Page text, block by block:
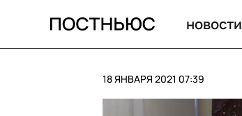
новости
18 ЯНВАРЯ 2021 07:39